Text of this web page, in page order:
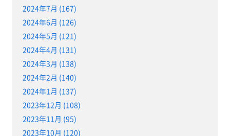
2024年7月 (167)
2024年6月 (126)
2024年5月 (121)
2024年4月 (131)
2024年3月 (138)
2024年2月 (140)
2024年1月 (137)
2023年12月 (108)
2023年11月 (95)
2023年10月 (120)